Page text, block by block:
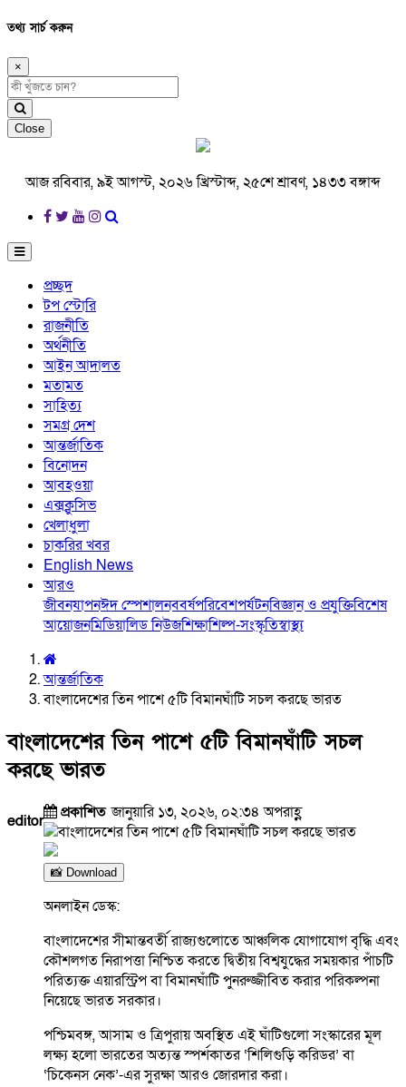
তথ্য সার্চ করুন
×
Close
আজ রবিবার, ৯ই আগস্ট, ২০২৬ খ্রিস্টাব্দ, ২৫শে শ্রাবণ, ১৪৩৩ বঙ্গাব্দ
প্রচ্ছদ
টপ স্টোরি
রাজনীতি
অর্থনীতি
আইন আদালত
মতামত
সাহিত্য
সমগ্র দেশ
আন্তর্জাতিক
বিনোদন
আবহওয়া
এক্সক্লুসিভ
খেলাধুলা
চাকরির খবর
English News
আরও
জীবনযাপনঈদ স্পেশালনববর্ষপরিবেশপর্যটনবিজ্ঞান ও প্রযুক্তিবিশেষ
আয়োজনমিডিয়ালিড নিউজশিক্ষাশিল্প-সংস্কৃতিস্বাস্থ্য
আন্তর্জাতিক
বাংলাদেশের তিন পাশে ৫টি বিমানঘাঁটি সচল করছে ভারত
বাংলাদেশের তিন পাশে ৫টি বিমানঘাঁটি সচল
করছে ভারত
editor প্রকাশিতজানুয়ারি ১৩, ২০২৬, ০২:৩৪ অপরাহ্ণ
📸 Download
অনলাইন ডেস্ক:
বাংলাদেশের সীমান্তবর্তী রাজ্যগুলোতে আঞ্চলিক যোগাযোগ বৃদ্ধি এবং
কৌশলগত নিরাপত্তা নিশ্চিত করতে দ্বিতীয় বিশ্বযুদ্ধের সময়কার পাঁচটি
পরিত্যক্ত এয়ারস্ট্রিপ বা বিমানঘাঁটি পুনরুজ্জীবিত করার পরিকল্পনা
নিয়েছে ভারত সরকার।
পশ্চিমবঙ্গ, আসাম ও ত্রিপুরায় অবস্থিত এই ঘাঁটিগুলো সংস্কারের মূল
লক্ষ্য হলো ভারতের অত্যন্ত স্পর্শকাতর ‘শিলিগুড়ি করিডর’ বা
‘চিকেনস নেক’-এর সুরক্ষা আরও জোরদার করা।